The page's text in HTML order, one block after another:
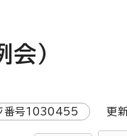
）
番号1030455 更新